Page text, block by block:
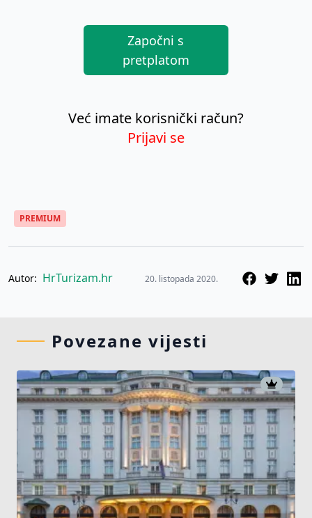
Započni s
pretplatom
Već imate korisnički račun?
Prijavi se
PREMIUM
Autor: HrTurizam.hr 20. listopada 2020.
Povezane vijesti